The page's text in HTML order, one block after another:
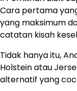
Cara pertama
yang maksimum
catatan kisah
Tidak hanya itu,
Holstein atau
alternatif yang